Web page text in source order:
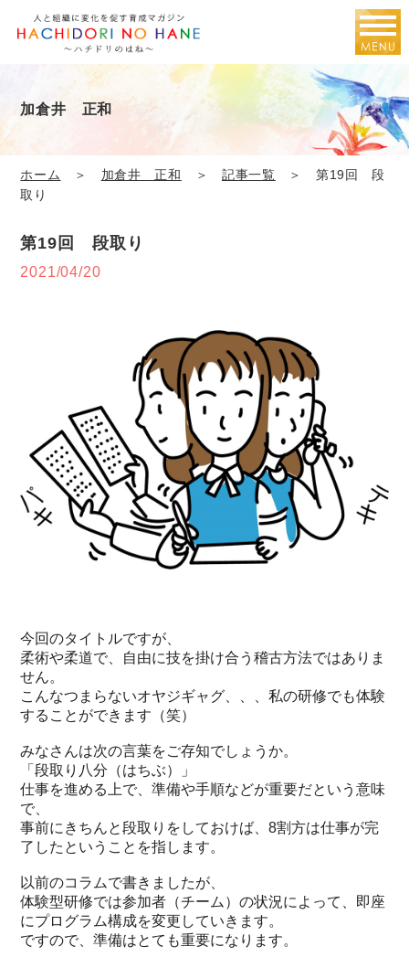
加倉井 正和
ホーム ＞ 加倉井 正和 ＞ 記事一覧 ＞ 第19回 段
取り
第19回 段取り
2021/04/20
今回のタイトルですが、
柔術や柔道で、自由に技を掛け合う稽古方法ではありま
せん。
こんなつまらないオヤジギャグ、、、私の研修でも体験
することができます（笑）
みなさんは次の言葉をご存知でしょうか。
「段取り八分（はちぶ）」
仕事を進める上で、準備や手順などが重要だという意味
で、
事前にきちんと段取りをしておけば、8割方は仕事が完
了したということを指します。
以前のコラムで書きましたが、
体験型研修では参加者（チーム）の状況によって、即座
にプログラム構成を変更していきます。
ですので、準備はとても重要になります。